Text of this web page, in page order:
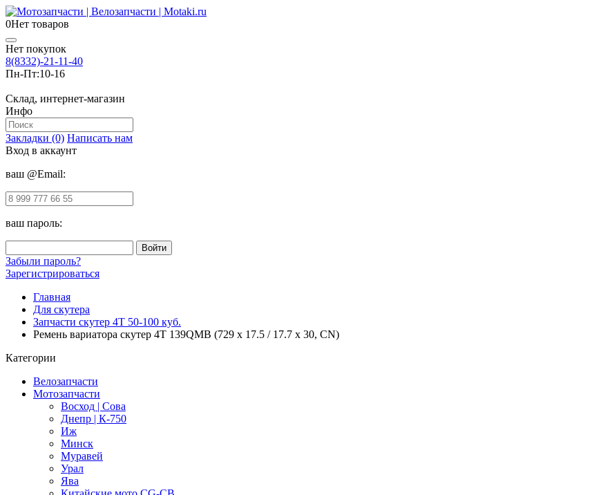
0Нет товаров
Нет покупок
8(8332)-21-11-40
Пн-Пт:10-16
Склад, интернет-магазин
Инфо
Закладки (0) Написать нам
Вход в аккаунт
ваш @Email:
ваш пароль:
Забыли пароль?
Зарегистрироваться
Главная
Для скутера
Запчасти скутер 4Т 50-100 куб.
Ремень вариатора скутер 4T 139QMB (729 x 17.5 / 17.7 x 30, CN)
Категории
Велозапчасти
Мотозапчасти
Восход | Сова
Днепр | К-750
Иж
Минск
Муравей
Урал
Ява